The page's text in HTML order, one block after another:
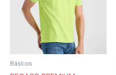
Básicos